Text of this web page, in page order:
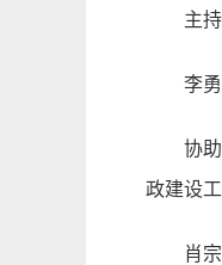
主
李
协
政建设工
肖